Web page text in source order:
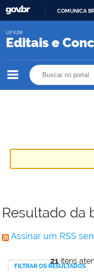
COMUNICA
Editais e
UFVJM
Resultado da
Assinar um RSS
21itens
FILTRAR OS RESULTADOS